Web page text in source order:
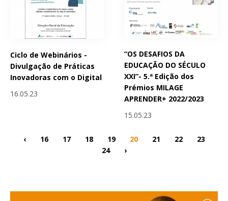
Ciclo de Webinários -
Divulgação de Práticas
Inovadoras com o Digital
16.05.23
“OS DESAFIOS DA
EDUCAÇÃO DO SÉCULO
XXI”- 5.ª Edição dos
Prémios MILAGE
APRENDER+ 2022/2023
15.05.23
‹ 16 17 18 19 20 21 22
23
24
›